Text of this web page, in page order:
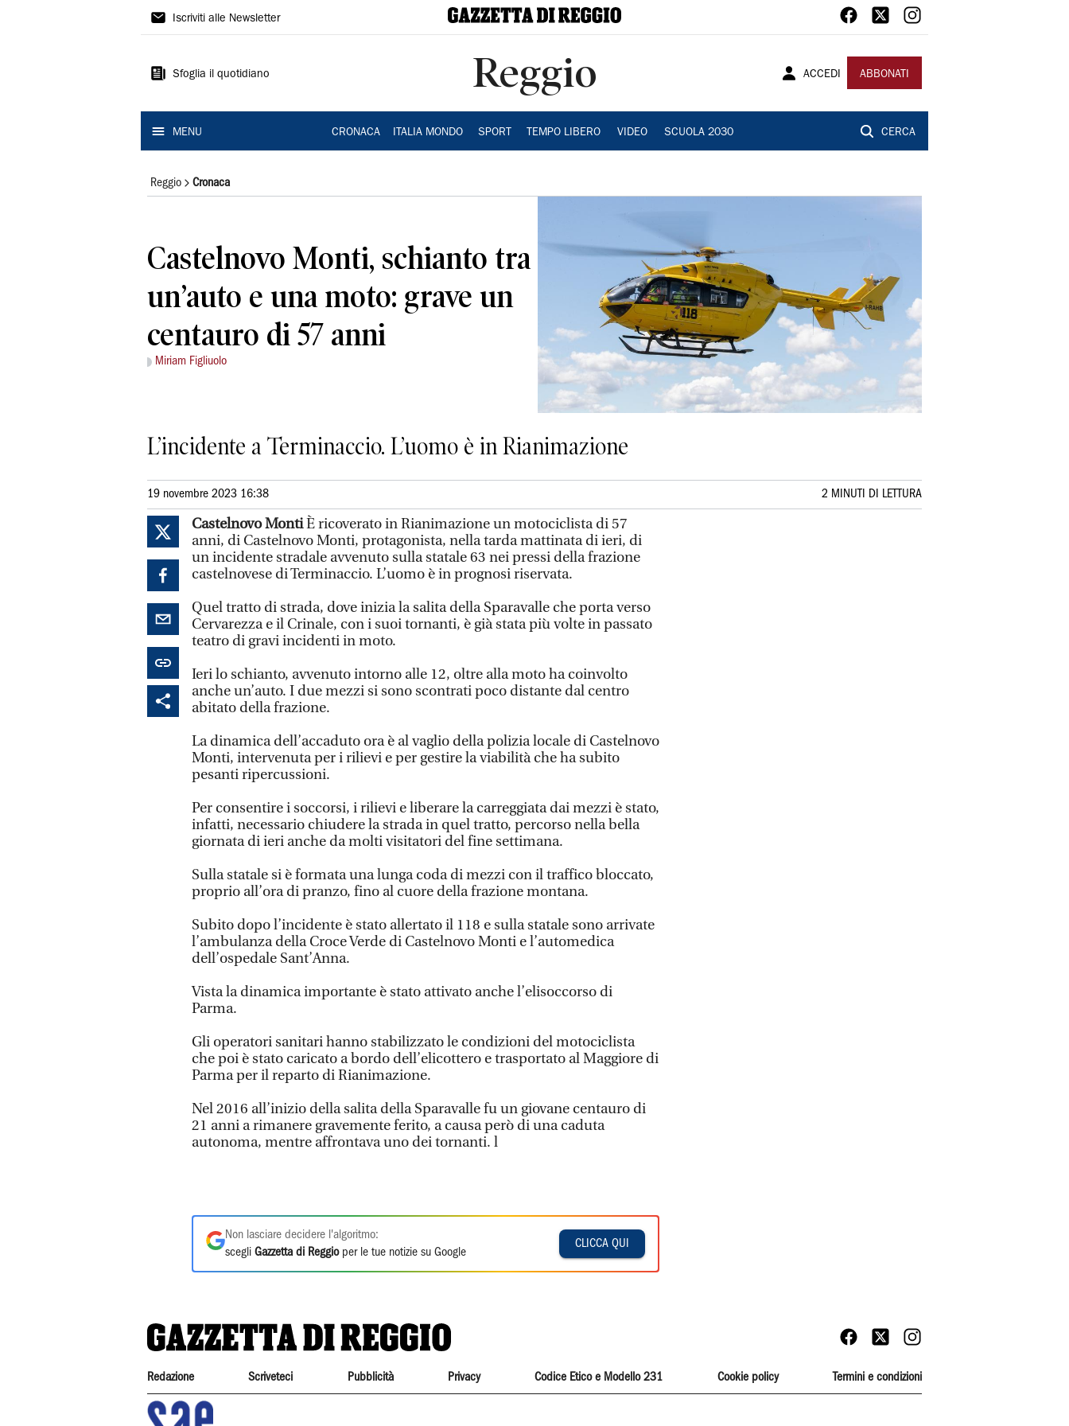
Gazzetta
Reggio
Iscriviti alle Newsletter
Sfoglia il quotidiano Reggio ACCEDI ABBONATI
MENU CRONACA ITALIA MONDO SPORT TEMPO LIBERO VIDEO SCUOLA 2030 CERCA
Reggio Cronaca
Castelnovo Monti, schianto tra
un’auto e una moto: grave un
centauro di 57 anni
Miriam Figliuolo
L’incidente a Terminaccio. L’uomo è in Rianimazione
19 novembre 2023 16:38 2 MINUTI DI LETTURA
Castelnovo MontiÈ ricoverato in Rianimazione un motociclista di 57
anni, di Castelnovo Monti, protagonista, nella tarda mattinata di ieri, di
un incidente stradale avvenuto sulla statale 63 nei pressi della frazione
castelnovese di Terminaccio. L’uomo è in prognosi riservata.
Quel tratto di strada, dove inizia la salita della Sparavalle che porta verso
Cervarezza e il Crinale, con i suoi tornanti, è già stata più volte in passato
teatro di gravi incidenti in moto.
Ieri lo schianto, avvenuto intorno alle 12, oltre alla moto ha coinvolto
anche un’auto. I due mezzi si sono scontrati poco distante dal centro
abitato della frazione.
La dinamica dell’accaduto ora è al vaglio della polizia locale di Castelnovo
Monti, intervenuta per i rilievi e per gestire la viabilità che ha subito
pesanti ripercussioni.
Per consentire i soccorsi, i rilievi e liberare la carreggiata dai mezzi è stato,
infatti, necessario chiudere la strada in quel tratto, percorso nella bella
giornata di ieri anche da molti visitatori del fine settimana.
Sulla statale si è formata una lunga coda di mezzi con il traffico bloccato,
proprio all’ora di pranzo, fino al cuore della frazione montana.
Subito dopo l’incidente è stato allertato il 118 e sulla statale sono arrivate
l’ambulanza della Croce Verde di Castelnovo Monti e l’automedica
dell’ospedale Sant’Anna.
Vista la dinamica importante è stato attivato anche l’elisoccorso di
Parma.
Gli operatori sanitari hanno stabilizzato le condizioni del motociclista
che poi è stato caricato a bordo dell’elicottero e trasportato al Maggiore di
Parma per il reparto di Rianimazione.
Nel 2016 all’inizio della salita della Sparavalle fu un giovane centauro di
21 anni a rimanere gravemente ferito, a causa però di una caduta
autonoma, mentre affrontava uno dei tornanti. l
Non lasciare decidere l'algoritmo:
scegli Gazzetta di Reggioper le tue notizie su Google
CLICCA QUI
Redazione Scriveteci Pubblicità Privacy Codice Etico e Modello 231 Cookie policy Termini e condizioni